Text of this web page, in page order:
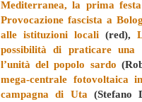
Mediterranea, la prima
Provocazione fascista a
alle istituzioni locali(red),
possibilità di praticare una
l’unità del popolo sardo
mega-centrale fotovoltaica
campagna di Uta (Stefano